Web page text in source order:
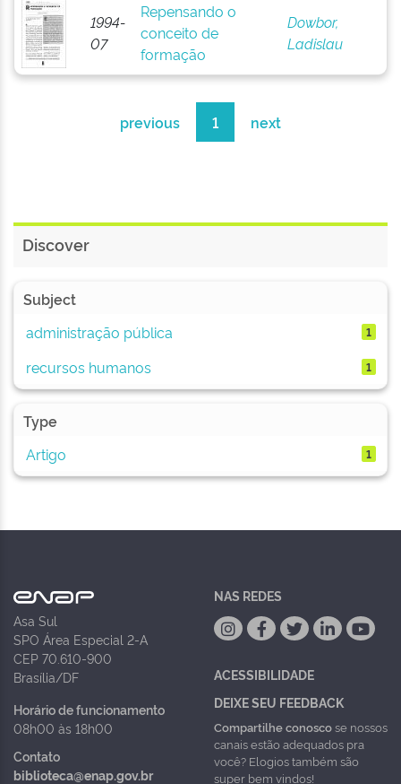
1994-
07
Repensando o
conceito de
formação
Dowbor,
Ladislau
previous 1 next
Discover
Subject
administração pública
1
recursos humanos 1
Type
Artigo
1
Asa Sul
SPO Área Especial 2-A
CEP 70.610-900
Brasília/DF
Horário de funcionamento
08h00 às 18h00
Contato
biblioteca@enap.gov.br
NAS REDES
ACESSIBILIDADE
DEIXE SEU FEEDBACK
Compartilhe conoscose nossos
canais estão adequados pra
você? Elogios também são
super bem vindos!